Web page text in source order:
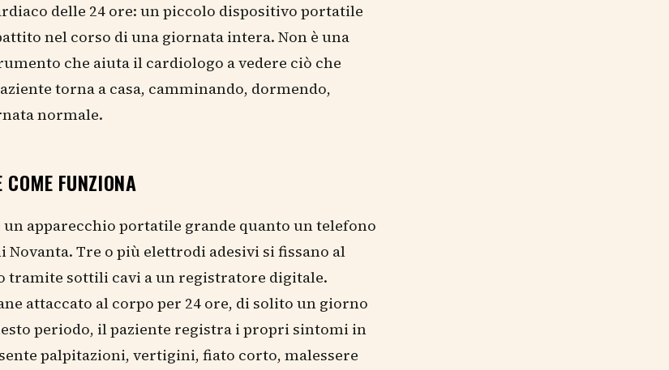
delle 24 ore: un piccolo dispositivo portatile
nel corso di una giornata intera. Non è una
che aiuta il cardiologo a vedere ciò che
torna a casa, camminando, dormendo,
normale.
COME FUNZIONA
un apparecchio portatile grande quanto un telefono
Novanta. Tre o più elettrodi adesivi si fissano al
tramite sottili cavi a un registratore digitale.
attaccato al corpo per 24 ore, di solito un giorno
periodo, il paziente registra i propri sintomi in
palpitazioni, vertigini, fiato corto, malessere